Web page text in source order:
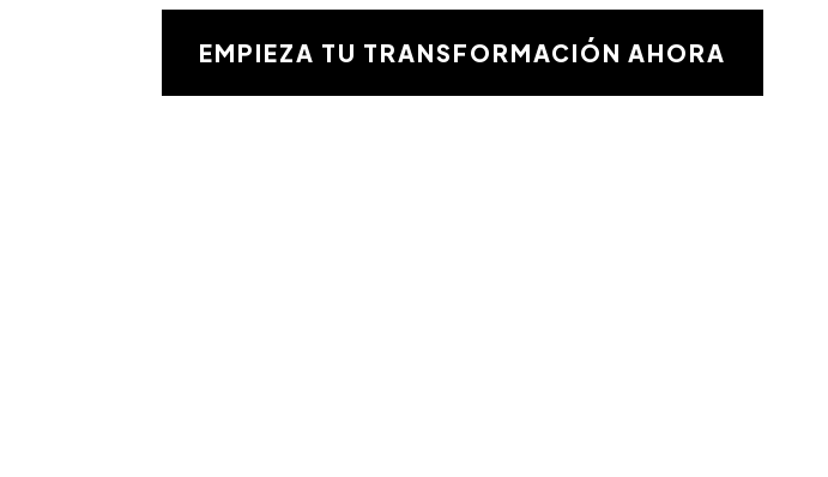
la
validación
EMPIEZA TU TRANSFORMACIÓN AHORA